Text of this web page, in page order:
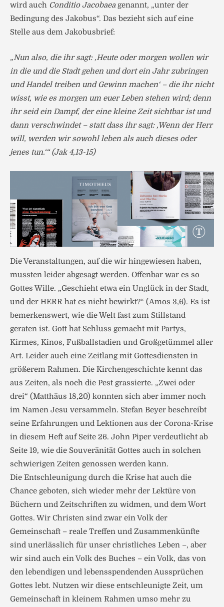
wird auch Conditio Jacobaea genannt, „unter der
Bedingung des Jakobus“. Das bezieht sich auf eine
Stelle aus dem Jakobusbrief:
„Nun also, die ihr sagt: ‚Heute oder morgen wollen wir
in die und die Stadt gehen und dort ein Jahr zubringen
und Handel treiben und Gewinn machen‘ – die ihr nicht
wisst, wie es morgen um euer Leben stehen wird; denn
ihr seid ein Dampf, der eine kleine Zeit sichtbar ist und
dann verschwindet – statt dass ihr sagt: ‚Wenn der Herr
will, werden wir sowohl leben als auch dieses oder
jenes tun.‘“ (Jak 4,13-15)
Die Veranstaltungen, auf die wir hingewiesen haben,
mussten leider abgesagt werden. Offenbar war es so
Gottes Wille. „Geschieht etwa ein Unglück in der Stadt,
und der HERR hat es nicht bewirkt?“ (Amos 3,6). Es ist
bemerkenswert, wie die Welt fast zum Stillstand
geraten ist. Gott hat Schluss gemacht mit Partys,
Kirmes, Kinos, Fußballstadien und Großgetümmel aller
Art. Leider auch eine Zeitlang mit Gottesdiensten in
größerem Rahmen. Die Kirchengeschichte kennt das
aus Zeiten, als noch die Pest grassierte. „Zwei oder
drei“ (Matthäus 18,20) konnten sich aber immer noch
im Namen Jesu versammeln. Stefan Beyer beschreibt
seine Erfahrungen und Lektionen aus der Corona-Krise
in diesem Heft auf Seite 26. John Piper verdeutlicht ab
Seite 19, wie die Souveränität Gottes auch in solchen
schwierigen Zeiten genossen werden kann.
Die Entschleunigung durch die Krise hat auch die
Chance geboten, sich wieder mehr der Lektüre von
Büchern und Zeitschriften zu widmen, und dem Wort
Gottes. Wir Christen sind zwar ein Volk der
Gemeinschaft – reale Treffen und Zusammenkünfte
sind unerlässlich für unser christliches Leben –, aber
wir sind auch ein Volk des Buches – ein Volk, das von
den lebendigen und lebens­spendenden Aussprüchen
Gottes lebt. Nutzen wir diese entschleunigte Zeit, um
Gemeinschaft in kleinem Rahmen umso mehr zu